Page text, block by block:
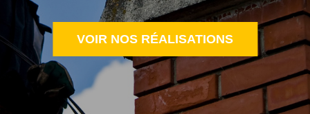
VOIR NOS RÉALISATIONS